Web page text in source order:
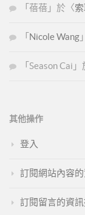
「 蓓蓓 」於〈
「 Nicole Wang
「 Season Cai
其他操作
登入
訂閱網站內容
訂閱留言的資